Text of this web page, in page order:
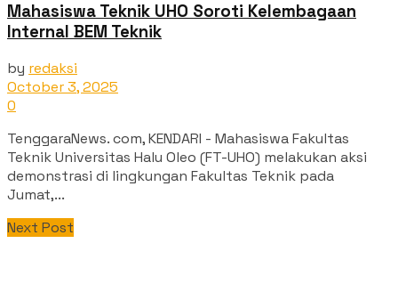
Mahasiswa Teknik UHO Soroti Kelembagaan
Internal BEM Teknik
by redaksi
October 3, 2025
0
‎TenggaraNews. com, KENDARI - Mahasiswa Fakultas
Teknik Universitas Halu Oleo (FT-UHO) melakukan aksi
demonstrasi di lingkungan Fakultas Teknik pada
Jumat,...
Next Post